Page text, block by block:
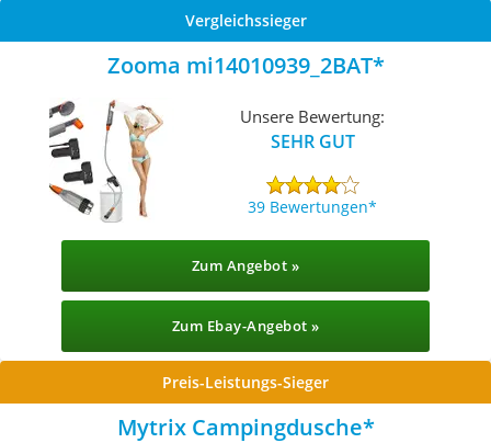
Vergleichssieger
Zooma mi14010939_2BAT
Unsere Bewertung:
SEHR GUT
39 Bewertungen
Zum Angebot »
Zum Ebay-Angebot »
Preis-Leistungs-Sieger
Mytrix Campingdusche